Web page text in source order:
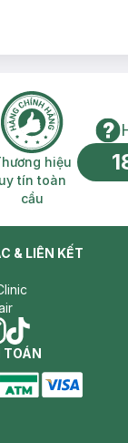
Thương hiệu
hiệu
uy tín toàn
cầu
& LIÊN KẾT
tiktok
TOÁN